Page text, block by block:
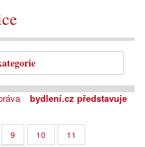
bydlení.cz představuje
9 10
11